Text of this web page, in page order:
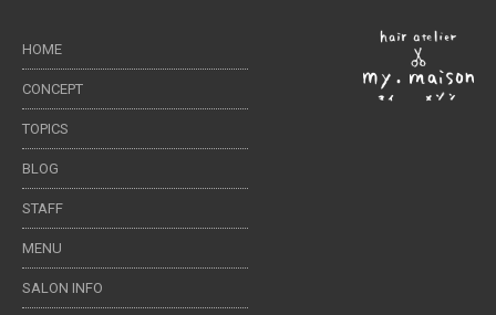
HOME
CONCEPT
TOPICS
BLOG
STAFF
MENU
SALON INFO